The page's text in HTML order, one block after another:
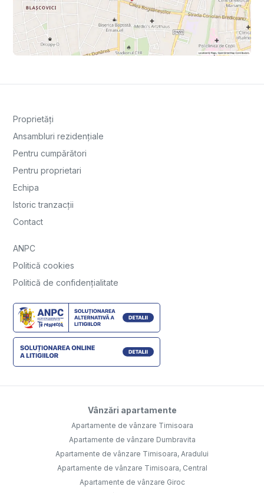
Proprietăți
Ansambluri rezidențiale
Pentru cumpărători
Pentru proprietari
Echipa
Istoric tranzacții
Contact
ANPC
Politică cookies
Politică de confidențialitate
Vânzări apartamente
Apartamente de vânzare Timisoara
Apartamente de vânzare Dumbravita
Apartamente de vânzare Timisoara, Aradului
Apartamente de vânzare Timisoara, Central
Apartamente de vânzare Giroc